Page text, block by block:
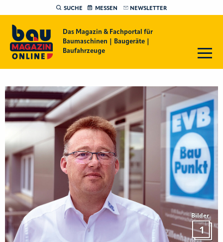
SUCHE MESSEN NEWSLETTER
Das Magazin & Fachportal für
Baumaschinen | Baugeräte |
Baufahrzeuge
Bilder
1